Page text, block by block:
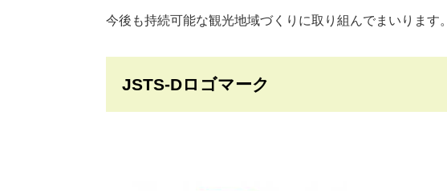
今後も持続可能な観光地域づくりに取り組んでまいります。
JSTS-Dロゴマーク